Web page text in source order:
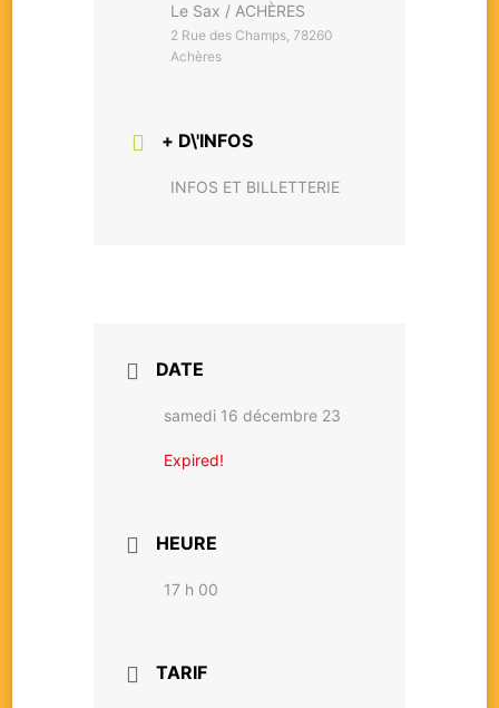
Le Sax / ACHÈRES
2 Rue des Champs, 78260
Achères
+ D\'INFOS
INFOS ET BILLETTERIE
DATE
samedi 16 décembre 23
Expired!
HEURE
17 h 00
TARIF